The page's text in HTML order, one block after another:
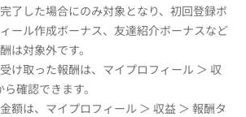
了した場合にのみ対象となり、初回登録ボ
ール作成ボーナス、友達紹介ボーナスなど
は対象外です。
け取った報酬は、マイプロフィール ＞ 収
確認できます。
額は、マイプロフィール ＞ 収益 ＞ 報酬タ